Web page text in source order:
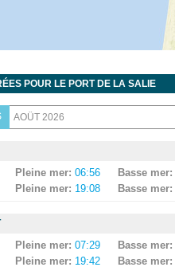
2
POUR LE PORT DE LA SALIE
Pleine mer: 06:56 Basse mer:
Pleine mer: 19:08 Basse mer:
Pleine mer: 07:29 Basse mer:
Pleine mer: 19:42 Basse mer: